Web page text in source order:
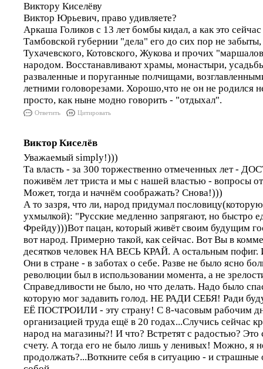
Виктору Киселёву
Виктор Юрьевич, право удивляете?
Аркаша Голиков с 13 лет бомбы кидал, а как это
Тамбовской губернии "дела" его до сих пор не
Тухачевского, Котовского, Жукова и прочих
народом. Восстанавливают храмы, монастыри,
разваленные и поруганные полчищами,
летними головорезами. Хорошо,что не он не родился
просто, как ныне модно говорить - "отдыхал".
Ответить Цитировать
Виктор Киселёв
Уважаемый simply!)))
Та власть - за 300 торжественно отмеченных лет -
поживём лет триста и мы с нашей властью - вопросы
Может, тогда и начнём соображать? Снова!)))
А то зазря, что ли, народ придумал
ухмылкой): "Русские медленно запрягают, но быстро
Фрейду)))Вот пацан, который живёт своим будущим
вот народ. Примерно такой, как сейчас. Вот Вы в
десятков человек НА ВЕСЬ КРАЙ. А остальным пофиг.
Они в стране - в заботах о себе. Разве не было ясно
революции был в использовании момента, а не
Справедливости не было, но что делать. Надо было
которую мог задавить голод. НЕ РАДИ СЕБЯ! Ради
ЕЁ ПОСТРОИЛИ - эту страну! С 8-часовым рабочим
организацией труда ещё в 20 годах...Случись сейчас
народ на магазины?! И что? Встретят с радостью?
счету. А тогда его не было лишь у ленивых! Можно, я
продолжать?...Воткните себя в ситуацию - и страшные